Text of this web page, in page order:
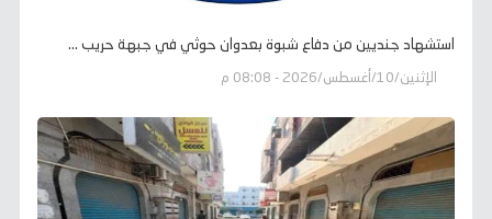
استشهاد جنديين من دفاع شبوة بعدوان حوثي في جبهة حريب ...
الإثنين/10/أغسطس/2026 - 08:08 م